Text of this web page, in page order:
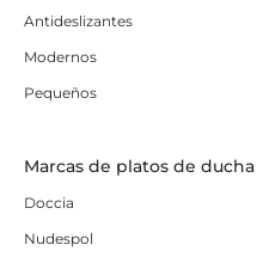
Antideslizantes
Modernos
Pequeños
Marcas de platos de ducha
Doccia
Nudespol